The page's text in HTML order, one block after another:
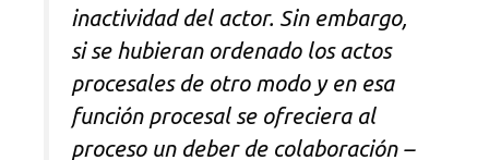
inactividad del actor. Sin embargo,
si se hubieran ordenado los actos
procesales de otro modo y en esa
función procesal se ofreciera al
proceso un deber de colaboración –